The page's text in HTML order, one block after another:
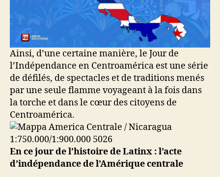
Ainsi, d’une certaine manière, le Jour de
l’Indépendance en Centroamérica est une série
de défilés, de spectacles et de traditions menés
par une seule flamme voyageant à la fois dans
la torche et dans le cœur des citoyens de
Centroamérica.
En ce jour de l’histoire de Latinx : l’acte
d’indépendance de l’Amérique centrale